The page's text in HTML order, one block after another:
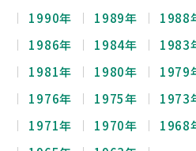
1990年
1989年 1988
1986年
1984年 1983
1981年
1980年 1979
1976年
1975年 1973
1971年
1970年 1968